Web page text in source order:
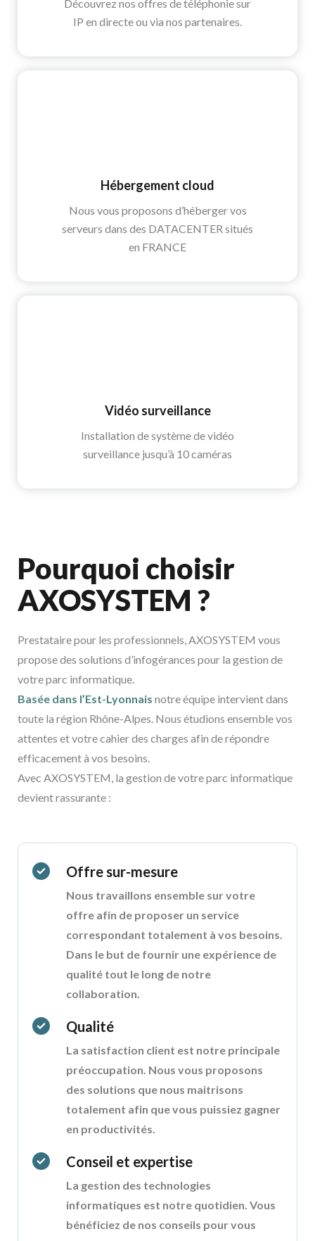
Découvrez nos offres de téléphonie sur
IP en directe ou via nos partenaires.
Hébergement cloud
Nous vous proposons d’héberger vos
serveurs dans des DATACENTER situés
en FRANCE
Vidéo surveillance
Installation de système de vidéo
surveillance jusqu’à 10 caméras
Pourquoi choisir
AXOSYSTEM ?
Prestataire pour les professionnels, AXOSYSTEM vous
propose des solutions d’infogérances pour la gestion de
votre parc informatique.
Basée dans l’Est-Lyonnais notre équipe intervient dans
toute la région Rhône-Alpes. Nous étudions ensemble vos
attentes et votre cahier des charges afin de répondre
efficacement à vos besoins.
Avec AXOSYSTEM, la gestion de votre parc informatique
devient rassurante :
Offre sur-mesure
Nous travaillons ensemble sur votre
offre afin de proposer un service
correspondant totalement à vos besoins.
Dans le but de fournir une expérience de
qualité tout le long de notre
collaboration.
Qualité
La satisfaction client est notre principale
préoccupation. Nous vous proposons
des solutions que nous maitrisons
totalement afin que vous puissiez gagner
en productivités.
Conseil et expertise
La gestion des technologies
informatiques est notre quotidien. Vous
bénéficiez de nos conseils pour vous